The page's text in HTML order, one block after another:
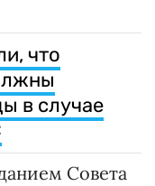
что
в случае
Совета